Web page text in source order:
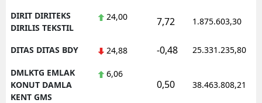
DIRIT DIRITEKS
DIRILIS TEKSTIL
24,00 7,72 1.875.603,30
DITAS DITAS BDY 24,88 -0,48 25.331.235,80
DMLKTG EMLAK
KONUT DAMLA
KENT GMS
6,06
0,50 38.463.808,21